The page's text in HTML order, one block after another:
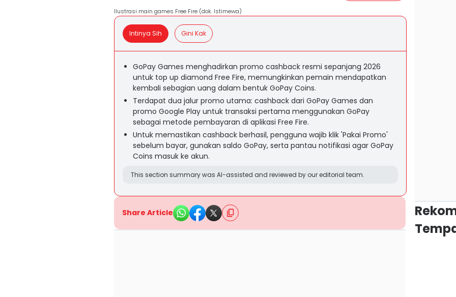
Ilustrasi main games Free Fire (dok. Istimewa)
Intinya Sih Gini Kak
GoPay Games menghadirkan promo cashback resmi sepanjang 2026
untuk top up diamond Free Fire, memungkinkan pemain mendapatkan
kembali sebagian uang dalam bentuk GoPay Coins.
Terdapat dua jalur promo utama: cashback dari GoPay Games dan
promo Google Play untuk transaksi pertama menggunakan GoPay
sebagai metode pembayaran di aplikasi Free Fire.
Untuk memastikan cashback berhasil, pengguna wajib klik 'Pakai Promo'
sebelum bayar, gunakan saldo GoPay, serta pantau notifikasi agar GoPay
Coins masuk ke akun.
This section summary was AI-assisted and reviewed by our editorial team.
Share Article